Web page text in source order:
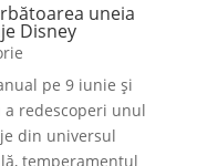
uneia
Disney
pe 9 iunie și
redescoperi unul
din universul
temperamentul